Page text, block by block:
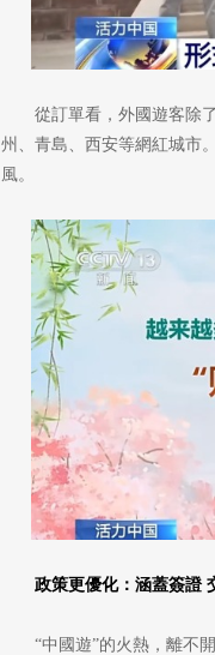
從訂單看，外國遊客除
州、青島、西安等網紅城市
風。
政策更優化：涵蓋簽證
“中國遊”的火熱，離不